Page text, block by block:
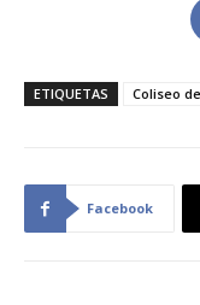
ETIQUETAS Coliseo
Facebook